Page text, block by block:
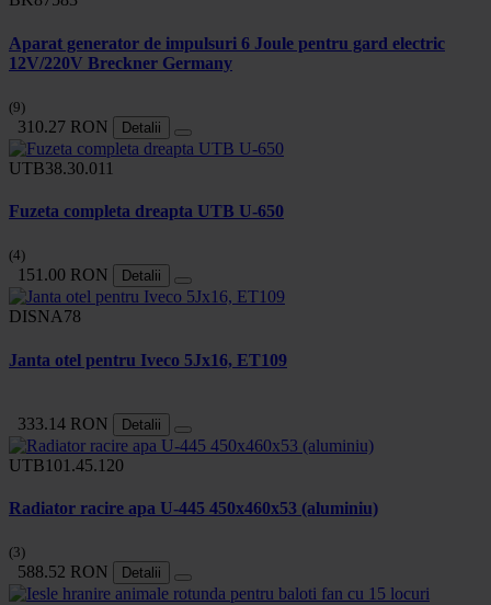
Aparat generator de impulsuri 6 Joule pentru gard electric
12V/220V Breckner Germany
(9)
310.27 RON Detalii
UTB38.30.011
Fuzeta completa dreapta UTB U-650
(4)
151.00 RON Detalii
DISNA78
Janta otel pentru Iveco 5Jx16, ET109
333.14 RON Detalii
UTB101.45.120
Radiator racire apa U-445 450x460x53 (aluminiu)
(3)
588.52 RON Detalii